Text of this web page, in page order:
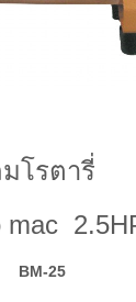
ารี่
BM-25